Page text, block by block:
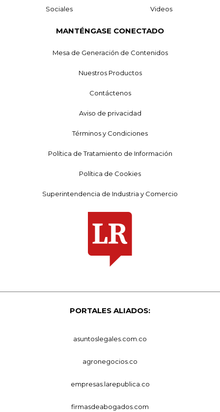
Sociales Videos
MANTÉNGASE CONECTADO
Mesa de Generación de Contenidos
Nuestros Productos
Contáctenos
Aviso de privacidad
Términos y Condiciones
Política de Tratamiento de Información
Política de Cookies
Superintendencia de Industria y Comercio
PORTALES ALIADOS:
asuntoslegales.com.co
agronegocios.co
empresas.larepublica.co
firmasdeabogados.com